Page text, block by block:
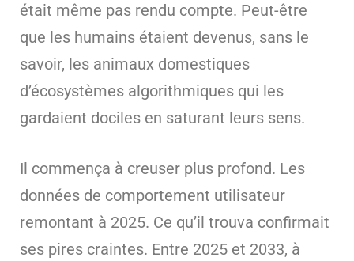
était même pas rendu compte. Peut-être
que les humains étaient devenus, sans le
savoir, les animaux domestiques
d’écosystèmes algorithmiques qui les
gardaient dociles en saturant leurs sens.
Il commença à creuser plus profond. Les
données de comportement utilisateur
remontant à 2025. Ce qu’il trouva confirmait
ses pires craintes. Entre 2025 et 2033, à